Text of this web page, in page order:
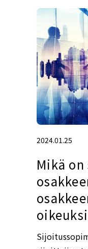
2024.01.25
Mikä